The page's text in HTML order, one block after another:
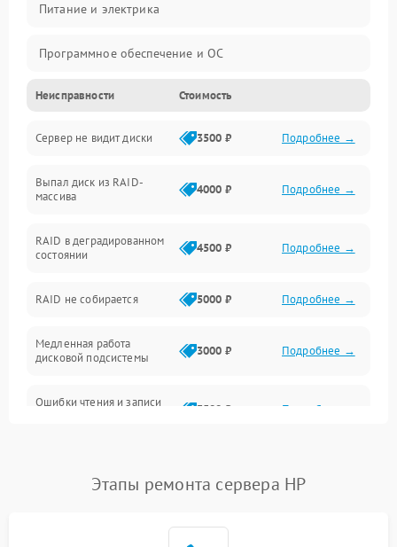
Питание и электрика
Программное обеспечение и ОС
Охлаждение и температура
Материнская плата и процессор
Сеть и коммуникации
Контроллеры и интерфейсы
Виртуализация и сервисы
Программные сбои
Неисправности Стоимость
Сервер не видит диски 3500 ₽ Подробнее →
Выпал диск из RAID-
массива
4000 ₽ Подробнее →
RAID в деградированном
состоянии
4500 ₽ Подробнее →
RAID не собирается 5000 ₽ Подробнее →
Медленная работа
дисковой подсистемы
3000 ₽ Подробнее →
Ошибки чтения и записи
3500 ₽ Подробнее →
Этапы ремонта сервера HP